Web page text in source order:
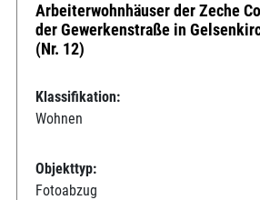
Arbeiterwohnhäuser der Zeche
der Gewerkenstraße in
(Nr. 12)
Klassifikation:
Wohnen
Objekttyp:
Fotoabzug